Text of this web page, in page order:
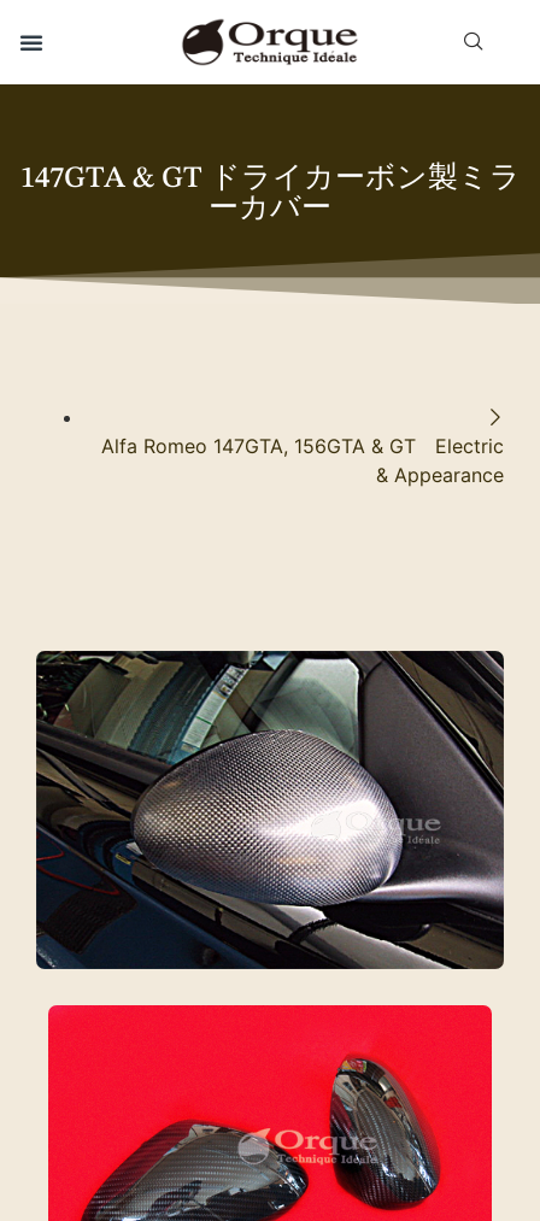
147GTA & GT ドライカーボン製ミラ
ーカバー
Alfa Romeo 147GTA, 156GTA & GT Electric
& Appearance